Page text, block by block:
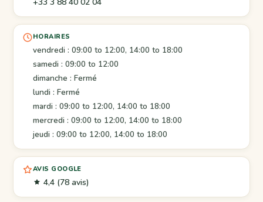
HORAIRES
vendredi : 09:00 to 12:00, 14:00 to 18:00
samedi : 09:00 to 12:00
dimanche : Fermé
lundi : Fermé
mardi : 09:00 to 12:00, 14:00 to 18:00
mercredi : 09:00 to 12:00, 14:00 to 18:00
jeudi : 09:00 to 12:00, 14:00 to 18:00
AVIS GOOGLE
4,4 (78 avis)